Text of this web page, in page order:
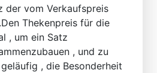
der vom Verkaufspreis
Thekenpreis für die
, um ein Satz
, und zu
, die Besonderheit